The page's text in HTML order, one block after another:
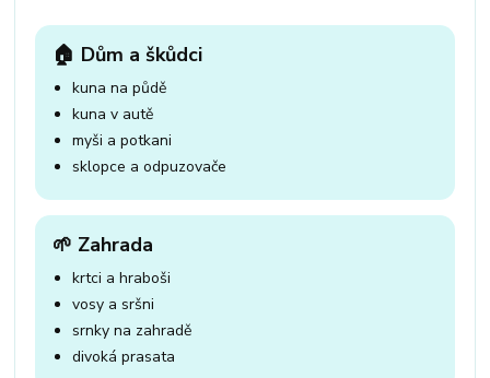
🏠 Dům a škůdci
kuna na půdě
kuna v autě
myši a potkani
sklopce a odpuzovače
🌱 Zahrada
krtci a hraboši
vosy a sršni
srnky na zahradě
divoká prasata